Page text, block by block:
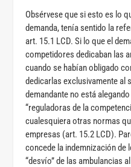
Obsérvese que si esto es lo
demanda, tenía sentido la
art. 15.1 LCD. Si lo que el
competidores dedicaban las
cuando se habían obligado
dedicarlas exclusivamente al
demandante no está
“reguladoras de la
cualesquiera otras normas
empresas (art. 15.2 LCD).
concede la indemnización
“desvío” de las ambulancias